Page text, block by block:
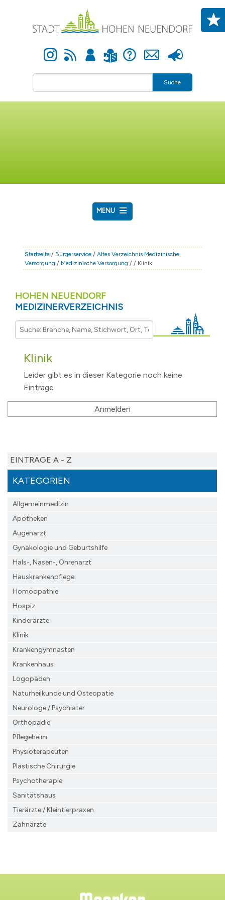
Instagram Newsfeed Anmelden Leichte Sprache Hilfe Kontakt Presse
Suche
MENU
RATHAUS & POLITIK
BÜRGERSERVICE
TOURISMUS
BAUEN & WIRTSCHAFT
Startseite / Bürgerservice /Altes Verzeichnis Medizinische
Versorgung / Medizinische Versorgung / / Klinik
HOHEN NEUENDORF
MEDIZINERVERZEICHNIS
Klinik
Leider gibt es in dieser Kategorie noch keine
Einträge
Anmelden
EINTRÄGE A - Z
KATEGORIEN
Allgemeinmedizin
Apotheken
Augenarzt
Gynäkologie und Geburtshilfe
Hals-, Nasen-, Ohrenarzt
Hauskrankenpflege
Homöopathie
Hospiz
Kinderärzte
Klinik
Krankengymnasten
Krankenhaus
Logopäden
Naturheilkunde und Osteopatie
Neurologe / Psychiater
Orthopädie
Pflegeheim
Physioterapeuten
Plastische Chirurgie
Psychotherapie
Sanitätshaus
Tierärzte / Kleintierpraxen
Zahnärzte